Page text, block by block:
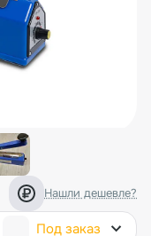
Нашли дешевле?
Под заказ